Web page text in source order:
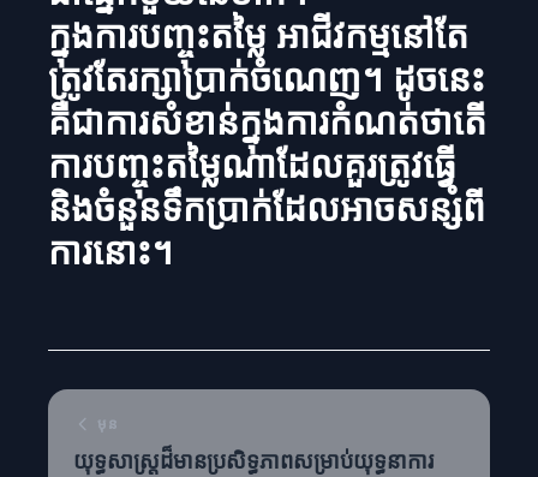
ក្នុងការបញ្ចុះតម្លៃ អាជីវកម្មនៅតែ
ត្រូវតែរក្សាប្រាក់ចំណេញ។ ដូចនេះ
គឺជាការសំខាន់ក្នុងការកំណត់ថាតើ
ការបញ្ចុះតម្លៃណាដែលគួរត្រូវធ្វើ
និងចំនួនទឹកប្រាក់ដែលអាចសន្សំពី
ការនោះ។
មុន
យុទ្ធសាស្ត្រដ៏មានប្រសិទ្ធភាពសម្រាប់យុទ្ធនាការ